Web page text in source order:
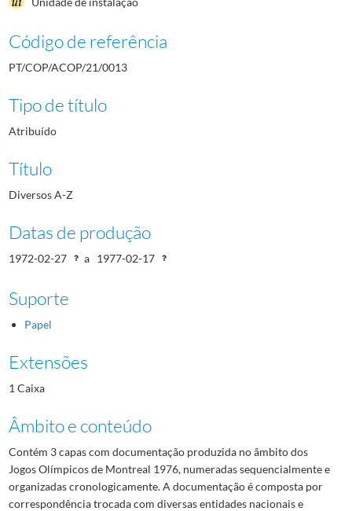
Código de referência
PT/COP/ACOP/21/0013
Tipo de título
Atribuído
Título
Diversos A-Z
Datas de produção
1972-02-27 a 1977-02-17
Suporte
Papel
Extensões
1 Caixa
Âmbito e conteúdo
Contém 3 capas com documentação produzida no âmbito dos
Jogos Olímpicos de Montreal 1976, numeradas sequencialmente e
organizadas cronologicamente. A documentação é composta por
correspondência trocada com diversas entidades nacionais e